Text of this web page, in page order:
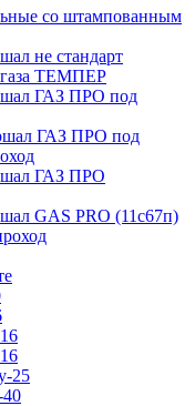
со штампованным
не стандарт
газа ТЕМПЕР
ГАЗ ПРО под
ГАЗ ПРО под
ГАЗ ПРО
GAS PRO (11с67п)
25